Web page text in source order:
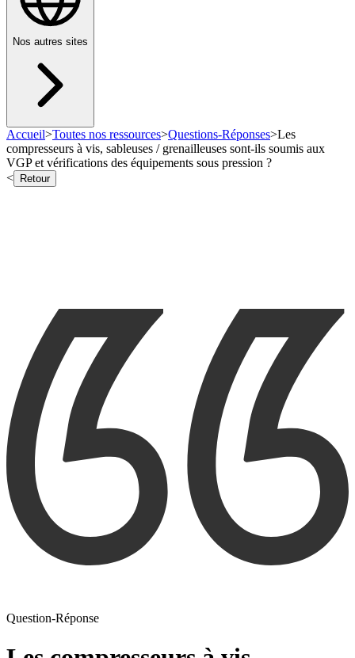
Nos autres sites
Accueil>Toutes nos ressources>Questions-Réponses>Les
compresseurs à vis, sableuses / grenailleuses sont-ils soumis aux
VGP et vérifications des équipements sous pression ?
<
Retour
Question-Réponse